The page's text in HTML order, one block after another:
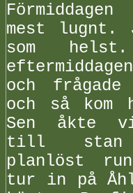
mest lugnt.
som
och frågade
och så kom
Sen åkte
till stan
planlöst
tur in på